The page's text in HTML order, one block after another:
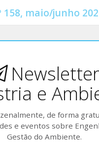
158, maio/junho
Newsletter
e
de forma
e eventos sobre
Gestão do Ambiente.